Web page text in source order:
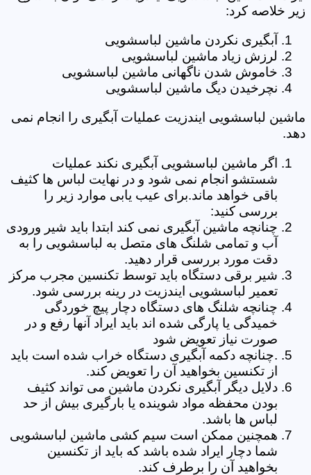
زیر خلاصه کرد:
آبگیری نکردن ماشین لباسشویی
لرزش زیاد ماشین لباسشویی
خاموش شدن ناگهانی ماشین لباسشویی
نچرخیدن دیگ ماشین لباسشویی
ماشین لباسشویی ایندزیت عملیات آبگیری را انجام نمی
دهد.
اگر ماشین لباسشویی آبگیری نکند عملیات
شستشو انجام نمی شود و در نهایت لباس ها کثیف
باقی خواهد ماند.برای عیب یابی موارد زیر را
بررسی کنید:
چنانچه ماشین آبگیری نمی کند ابتدا باید شیر ورودی
آب و تمامی شلنگ های متصل به لباسشویی را به
دقت مورد بررسی قرار دهید.
شیر برقی دستگاه باید توسط تکنسین مجرب مرکز
تعمیر لباسشویی ایندزیت در رینه بررسی شود.
چنانچه شلنگ های دستگاه دچار پیچ خوردگی
خمیدگی یا پارگی شده اند باید ایراد آنها رفع و در
صورت نیاز تعویض شود
.چنانچه دکمه آبگیری دستگاه خراب شده است باید
از تکنسین بخواهید آن را تعویض کند.
دلایل دیگر آبگیری نکردن ماشین می تواند کثیف
بودن محفظه مواد شوینده یا بارگیری بیش از حد
لباس ها باشد.
همچنین ممکن است سیم کشی ماشین لباسشویی
شما دچار ایراد شده باشد که باید از تکنسین
بخواهید آن را برطرف کند.